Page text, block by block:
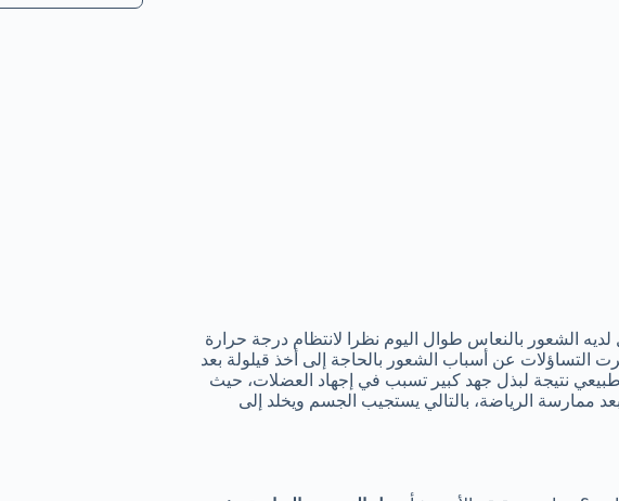
الشعور بالنعاس طوال اليوم نظرا لانتظام درجة حرارة
التساؤلات عن أسباب الشعور بالحاجة إلى أخذ قيلولة بعد
طبيعي نتيجة لبذل جهد كبير تسبب في إجهاد العضلات، حيث
ممارسة الرياضة، بالتالي يستجيب الجسم ويخلد إلى